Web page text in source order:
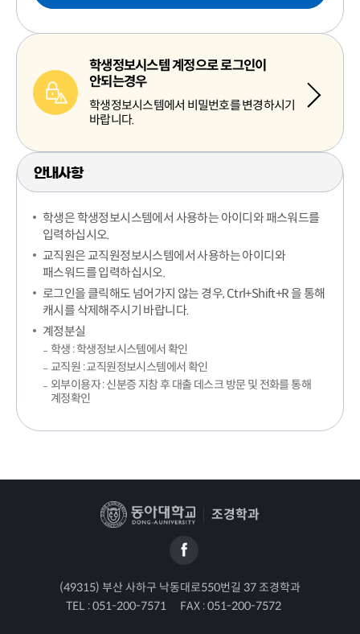
학생정보시스템 계정으로 로그인이
안되는경우
학생정보시스템에서 비밀번호를 변경하시기
바랍니다.
안내사항
학생은 학생정보시스템에서 사용하는 아이디와 패스워드를
입력하십시오.
교직원은 교직원정보시스템에서 사용하는 아이디와
패스워드를 입력하십시오.
로그인을 클릭해도 넘어가지 않는 경우, Ctrl+Shift+R 을 통해
캐시를 삭제해주시기 바랍니다.
계정분실
학생 : 학생정보시스템에서 확인
교직원 : 교직원정보시스템에서 확인
외부이용자 : 신분증 지참 후 대출 데스크 방문 및 전화를 통해
계정확인
조경학과
(49315) 부산 사하구 낙동대로550번길 37 조경학과
TEL :051-200-7571 FAX :051-200-7572